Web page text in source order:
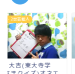
ツ選手
がワンオクTakaと